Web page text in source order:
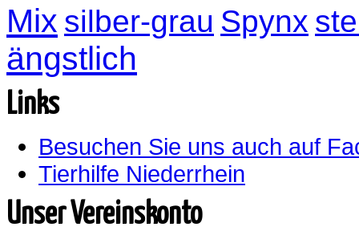
Mix silber-grau Spynx
ängstlich
Links
Besuchen Sie uns auch auf
Tierhilfe Niederrhein
Unser Vereinskonto